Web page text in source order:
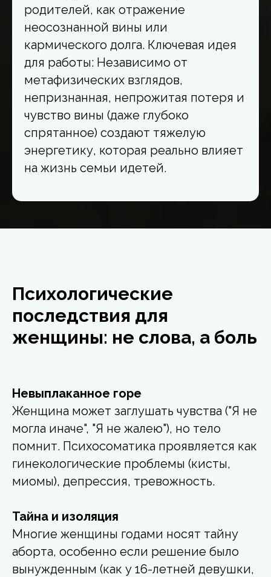
родителей, как отражение
неосознанной вины или
кармического долга. Ключевая идея
для работы: Независимо от
метафизических взглядов,
непризнанная, непрожитая потеря и
чувство вины (даже глубоко
спрятанное) создают тяжелую
энергетику, которая реально влияет
на жизнь семьи идетей.
Психологические
последствия для
женщины: не слова, а боль
Невыплаканное горе
Женщина может заглушать чувства ("Я не
могла иначе", "Я не жалею"), но тело
помнит. Психосоматика проявляется как
гинекологические проблемы (кисты,
миомы), депрессия, тревожность.
Тайна и изоляция
Многие женщины годами носят тайну
аборта, особенно если решение было
вынужденным (как у 16-летней девушки,